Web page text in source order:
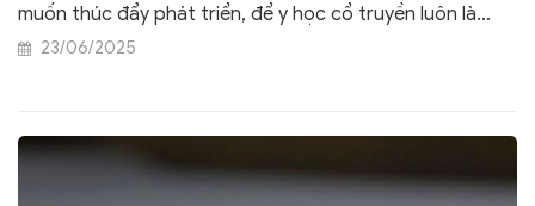
muốn thúc đẩy phát triển, để y học cổ truyền luôn là
niềm tự hào của đất nước và dân tộc, cả trong quá khứ
23/06/2025